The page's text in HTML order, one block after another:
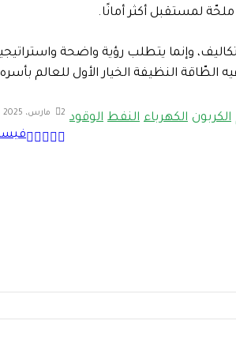
لمستقبل أكثر أمانًا.
وإنما يتطلب رؤية واضحة
النظيفة الخيار الأول للعالم
الكربون الكهرباء النفط الوقود 2 مارس، 2025